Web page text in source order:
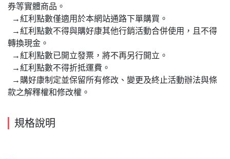
券等實體商品。
→紅利點數僅適用於本網站通路下單購買。
→紅利點數不得與購好康其他行銷活動合併使用，且不得
轉換現金。
→紅利點數已開立發票，將不再另行開立。
→紅利點數不得折抵運費。
→購好康制定並保留所有修改、變更及終止活動辦法與條
款之解釋權和修改權。
規格說明